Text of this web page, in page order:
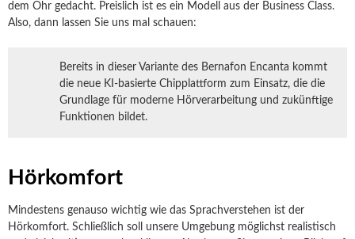
dem Ohr gedacht. Preislich ist es ein Modell aus der Business Class.
Also, dann lassen Sie uns mal schauen:
Bereits in dieser Variante des Bernafon Encanta kommt
die neue KI-basierte Chipplattform zum Einsatz, die die
Grundlage für moderne Hörverarbeitung und zukünftige
Funktionen bildet.
Hörkomfort
Mindestens genauso wichtig wie das Sprachverstehen ist der
Hörkomfort. Schließlich soll unsere Umgebung möglichst realistisch